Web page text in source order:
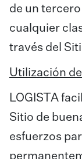
de un
cualquier
través del
Utilización
LOGISTA
Sitio de
esfuerzos